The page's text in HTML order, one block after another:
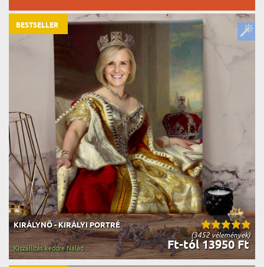
(3452 vélemények)
KIRÁLYNŐ - KIRÁLYI PORTRÉ
Ft-tól 13950 Ft
Kiszállítás keddre Nálad
BESTSELLER